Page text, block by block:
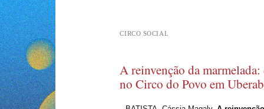
CIRCO SOCIAL
A reinvenção da
no Circo do Povo em